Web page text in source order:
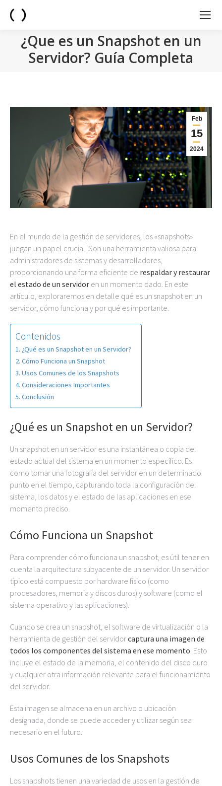
¿Que es un Snapshot en un
Servidor? Guía Completa
Feb
15
2024
En el mundo de la gestión de servidores, los «snapshots»
juegan un papel crucial. Son una herramienta valiosa para
administradores de sistemas y desarrolladores,
proporcionando una forma eficiente de respaldar y restaurar
el estado de un servidor en un momento dado. En este
artículo, exploraremos en detalle qué es un snapshot en un
servidor, cómo funciona y por qué es importante.
Contenidos
¿Qué es un Snapshot en un Servidor?
Cómo Funciona un Snapshot
Usos Comunes de los Snapshots
Consideraciones Importantes
Conclusión
¿Qué es un Snapshot en un Servidor?
Un snapshot en un servidor es una instantánea o copia del
estado actual del sistema en un momento específico. Es
como tomar una fotografía del servidor en un determinado
punto en el tiempo, capturando toda la configuración del
sistema, los datos y el estado de las aplicaciones en ese
momento preciso.
Cómo Funciona un Snapshot
Para comprender cómo funciona un snapshot, es útil tener en
cuenta la arquitectura subyacente de un servidor. Un servidor
típico está compuesto por hardware físico (como
procesadores, memoria y discos duros) y software (como el
sistema operativo y las aplicaciones).
Cuando se crea un snapshot, el software de virtualización o la
herramienta de gestión del servidorcaptura una imagen de
todos los componentes del sistema en ese momento. Esto
incluye el estado de la memoria, el contenido del disco duro
y cualquier otra información relevante para el funcionamiento
del servidor.
Esta imagen se almacena en un archivo o ubicación
designada, donde se puede acceder y utilizar según sea
necesario en el futuro.
Usos Comunes de los Snapshots
Los snapshots tienen una variedad de usos en la gestión de